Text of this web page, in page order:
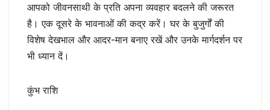
आपको जीवनसाथी के प्रति अपना व्यवहार बदलने की जरूरत
है। एक दूसरे के भावनाओं की कद्र करें। घर के बुजुर्गों की
विशेष देखभाल और आदर-मान बनाए रखें और उनके मार्गदर्शन पर
भी ध्यान दें।
कुंभ राशि